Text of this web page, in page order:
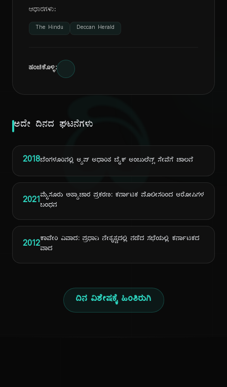
ದಿ
ಆಧಾರಗಳು:
The Hindu Deccan Herald
ಹಂಚಿಕೊಳ್ಳಿ:
ಅದೇ ದಿನದ ಘಟನೆಗಳು
2018ಬೆಂಗಳೂರಿನಲ್ಲಿ ಆ್ಯಪ್ ಆಧಾರಿತ ಬೈಕ್ ಆಂಬುಲೆನ್ಸ್ ಸೇವೆಗೆ ಚಾಲನೆ
2021ಮೈಸೂರು ಅತ್ಯಾಚಾರ ಪ್ರಕರಣ: ಕರ್ನಾಟಕ ಪೊಲೀಸರಿಂದ ಆರೋಪಿಗಳ
ಬಂಧನ
2012ಕಾವೇರಿ ವಿವಾದ: ಪ್ರಧಾನಿ ನೇತೃತ್ವದಲ್ಲಿ ನಡೆದ ಸಭೆಯಲ್ಲಿ ಕರ್ನಾಟಕದ
ವಾದ
ದಿನ ವಿಶೇಷಕ್ಕೆ ಹಿಂತಿರುಗಿ